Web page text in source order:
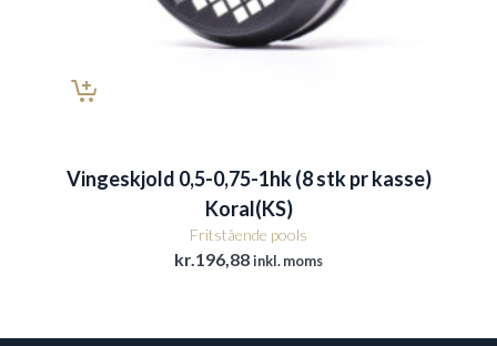
Vingeskjold 0,5-0,75-1hk (8 stk pr kasse)
Koral(KS)
Fritstående pools
kr. 196,88inkl. moms